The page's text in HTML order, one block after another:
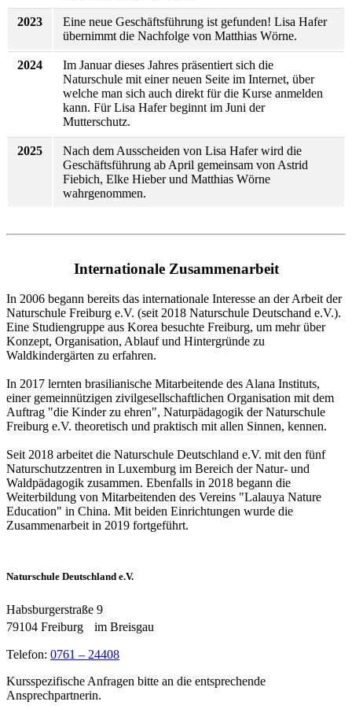
2023
Eine neue Geschäftsführung ist gefunden! Lisa Hafer
übernimmt die Nachfolge von Matthias Wörne.
2024
Im Januar dieses Jahres präsentiert sich die
Naturschule mit einer neuen Seite im Internet, über
welche man sich auch direkt für die Kurse anmelden
kann. Für Lisa Hafer beginnt im Juni der
Mutterschutz.
2025
Nach dem Ausscheiden von Lisa Hafer wird die
Geschäftsführung ab April gemeinsam von Astrid
Fiebich, Elke Hieber und Matthias Wörne
wahrgenommen.
Internationale Zusammenarbeit
In 2006 begann bereits das internationale Interesse an der Arbeit der
Naturschule Freiburg e.V. (seit 2018 Naturschule Deutschand e.V.).
Eine Studiengruppe aus Korea besuchte Freiburg, um mehr über
Konzept, Organisation, Ablauf und Hintergründe zu
Waldkindergärten zu erfahren.
In 2017 lernten brasilianische Mitarbeitende des Alana Instituts,
einer gemeinnützigen zivilgesellschaftlichen Organisation mit dem
Auftrag "die Kinder zu ehren", Naturpädagogik der Naturschule
Freiburg e.V. theoretisch und praktisch mit allen Sinnen, kennen.
Seit 2018 arbeitet die Naturschule Deutschland e.V. mit den fünf
Naturschutzzentren in Luxemburg im Bereich der Natur- und
Waldpädagogik zusammen. Ebenfalls in 2018 begann die
Weiterbildung von Mitarbeitenden des Vereins "Lalauya Nature
Education" in China. Mit beiden Einrichtungen wurde die
Zusammenarbeit in 2019 fortgeführt.
Naturschule Deutschland e.V.
Habsburgerstraße 9
79104 Freiburg im Breisgau
Telefon: 0761 – 24408
Kursspezifische Anfragen bitte an die entsprechende
Ansprechpartnerin.